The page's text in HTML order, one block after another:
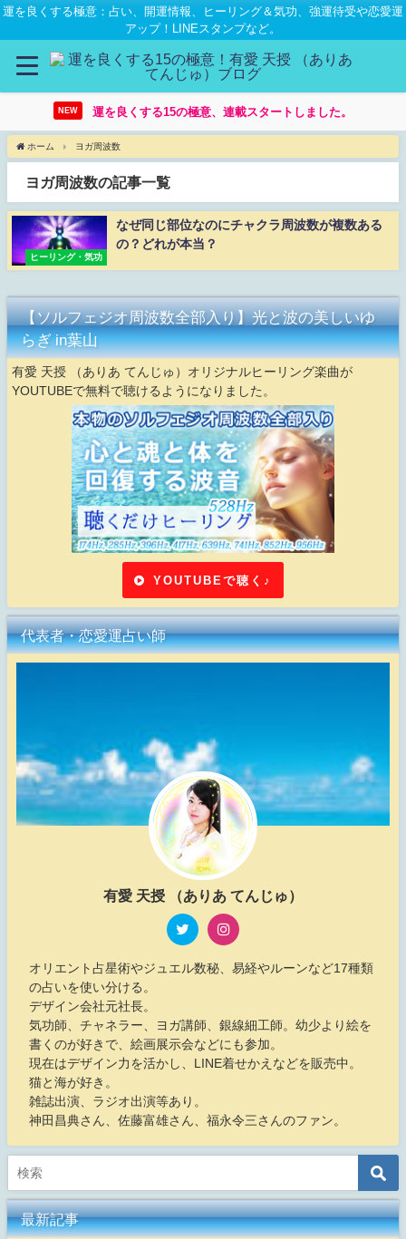
運を良くする極意：占い、開運情報、ヒーリング＆気功、強運待受や恋愛運
アップ！LINEスタンプなど。
NEW 運を良くする15の極意、連載スタートしました。
ホーム ヨガ周波数
ヨガ周波数の記事一覧
ヒーリング・気功
なぜ同じ部位なのにチャクラ周波数が複数ある
の？どれが本当？
【ソルフェジオ周波数全部入り】光と波の美しいゆ
らぎ in葉山
有愛 天授 （ありあ てんじゅ）オリジナルヒーリング楽曲が
YOUTUBEで無料で聴けるようになりました。
YOUTUBEで聴く♪
代表者・恋愛運占い師
有愛 天授 （ありあ てんじゅ）
オリエント占星術やジュエル数秘、易経やルーンなど17種類
の占いを使い分ける。
デザイン会社元社長。
気功師、チャネラー、ヨガ講師、銀線細工師。幼少より絵を
書くのが好きで、絵画展示会などにも参加。
現在はデザイン力を活かし、LINE着せかえなどを販売中。
猫と海が好き。
雑誌出演、ラジオ出演等あり。
神田昌典さん、佐藤富雄さん、福永令三さんのファン。
最新記事